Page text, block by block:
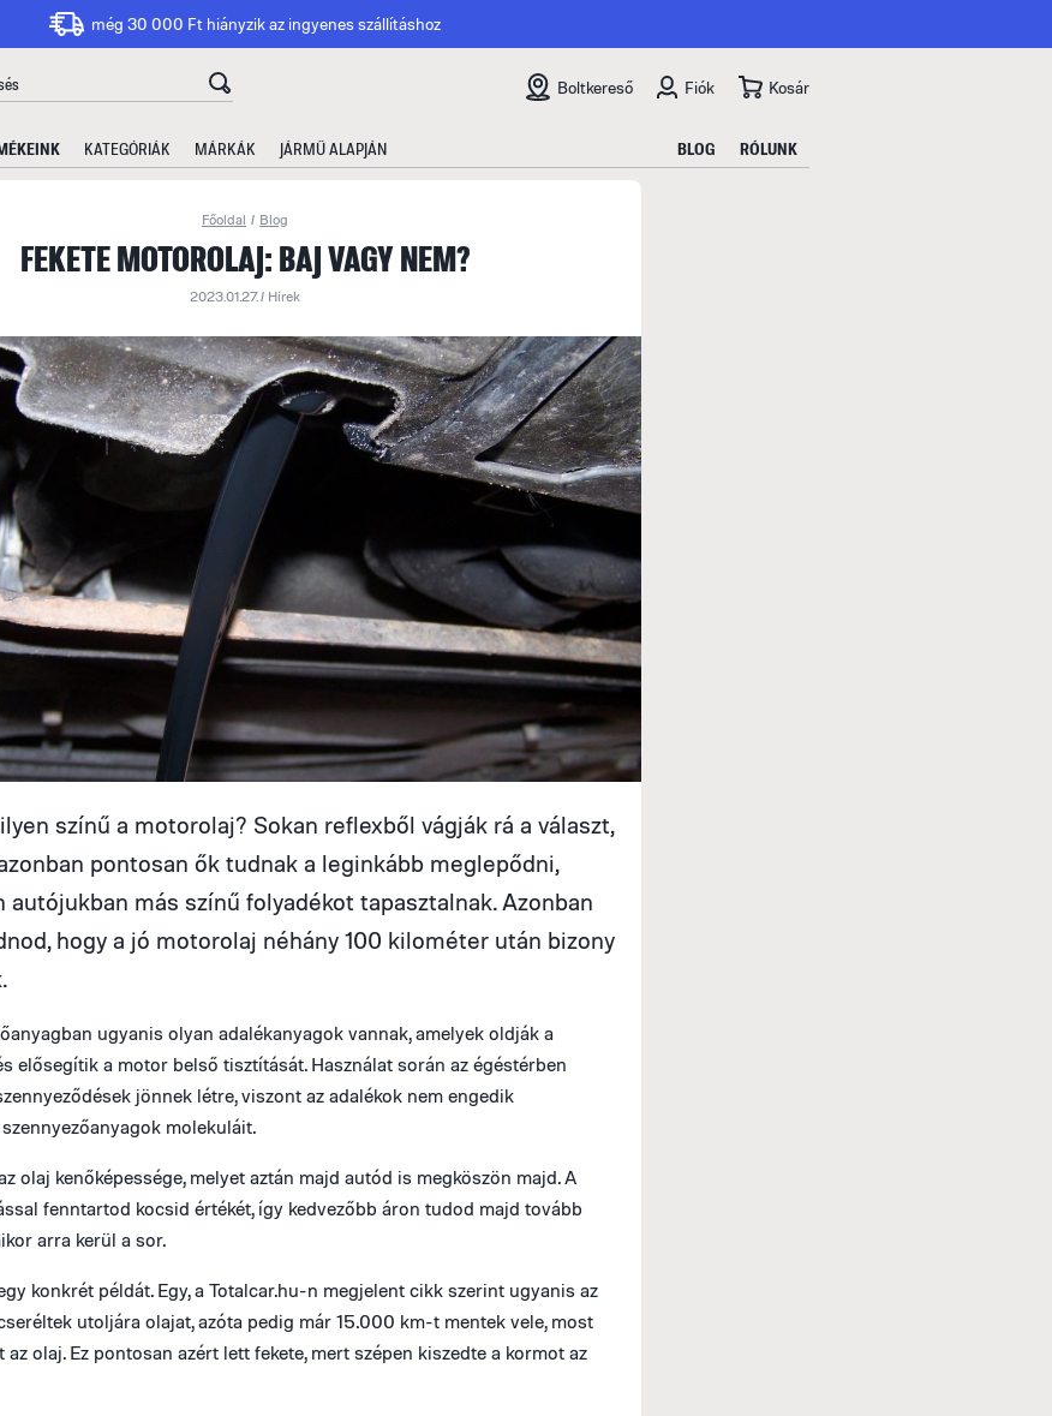
még 30 000 Ft hiányzik az ingyenes szállításhoz
Boltkereső Fiók Kosár
KATEGÓRIÁK MÁRKÁK JÁRMŰ ALAPJÁN BLOG RÓLUNK
Főoldal / Blog
FEKETE MOTOROLAJ: BAJ VAGY NEM?
2023.01.27. / Hírek
színű a motorolaj? Sokan reflexből vágják rá a választ,
pontosan ők tudnak a leginkább meglepődni,
autójukban más színű folyadékot tapasztalnak. Azonban
hogy a jó motorolaj néhány 100 kilométer után bizony
ugyanis olyan adalékanyagok vannak, amelyek oldják a
elősegítik a motor belső tisztítását. Használat során az égéstérben
jönnek létre, viszont az adalékok nem engedik
molekuláit.
olaj kenőképessége, melyet aztán majd autód is megköszön majd. A
fenntartod kocsid értékét, így kedvezőbb áron tudod majd tovább
arra kerül a sor.
konkrét példát. Egy, a Totalcar.hu-n megjelent cikk szerint ugyanis az
utoljára olajat, azóta pedig már 15.000 km-t mentek vele, most
az olaj. Ez pontosan azért lett fekete, mert szépen kiszedte a kormot az